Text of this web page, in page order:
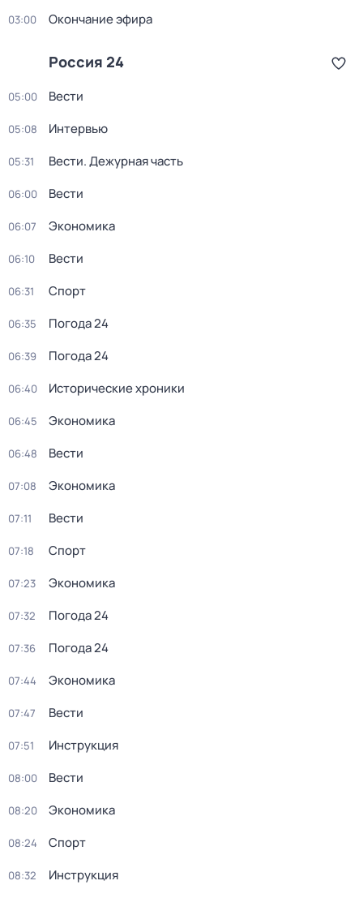
03:00 Окончание эфира
Россия 24
05:00 Вести
05:08 Интервью
05:31 Вести. Дежурная часть
06:00 Вести
06:07 Экономика
06:10 Вести
06:31 Спорт
06:35 Погода 24
06:39 Погода 24
06:40 Исторические хроники
06:45 Экономика
06:48 Вести
07:08 Экономика
07:11 Вести
07:18 Спорт
07:23 Экономика
07:32 Погода 24
07:36 Погода 24
07:44 Экономика
07:47 Вести
07:51 Инструкция
08:00 Вести
08:20 Экономика
08:24 Спорт
08:32 Инструкция